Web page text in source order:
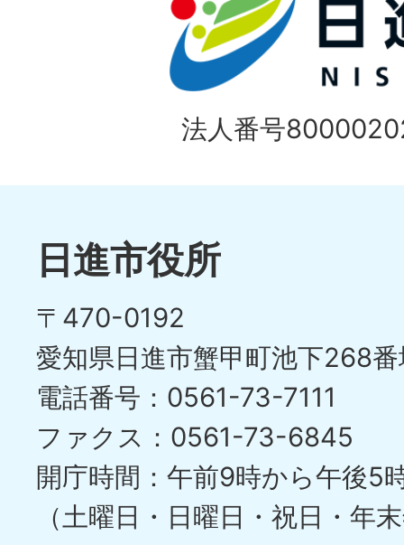
ラ
イ
ド
枚
目
の
イ
ド
目
の
ス
ラ
イ
ド
法人番号
日進市役所
〒470-0192
愛知県日進市蟹甲町池下268
電話番号：0561-73-7111
ファクス：0561-73-6845
開庁時間：午前9時から午後5
（土曜日・日曜日・祝日・年